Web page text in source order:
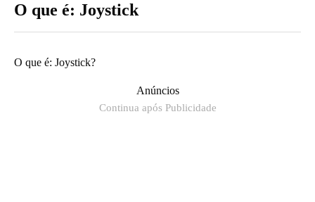
O que é: Joystick
O que é: Joystick?
Anúncios
Continua após Publicidade